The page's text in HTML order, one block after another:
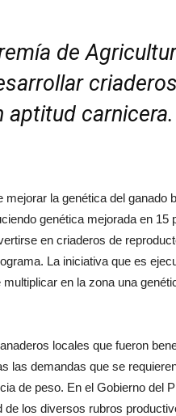
de
carnicera.
mejorar la genética del ganado
genética mejorada en 15
en criaderos de
La iniciativa que es
en la zona una
locales que fueron
las demandas que se
de peso. En el Gobierno del
los diversos rubros